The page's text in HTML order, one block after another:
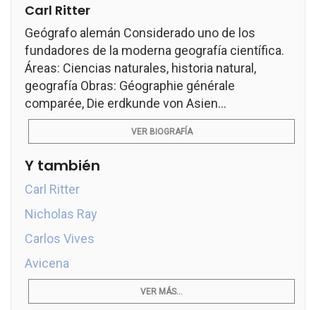
Carl Ritter
Geógrafo alemán Considerado uno de los
fundadores de la moderna geografía científica.
Áreas: Ciencias naturales, historia natural,
geografía Obras: Géographie générale
comparée, Die erdkunde von Asien...
VER BIOGRAFÍA
Y también
Carl Ritter
Nicholas Ray
Carlos Vives
Avicena
VER MÁS...